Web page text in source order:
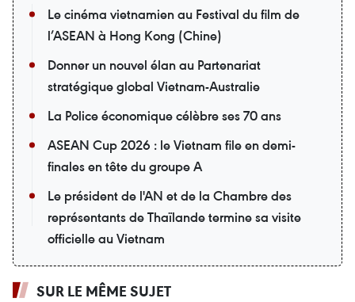
Le cinéma vietnamien au Festival du film de
l’ASEAN à Hong Kong (Chine)
Donner un nouvel élan au Partenariat
stratégique global Vietnam-Australie
La Police économique célèbre ses 70 ans
ASEAN Cup 2026 : le Vietnam file en demi-
finales en tête du groupe A
Le président de l'AN et de la Chambre des
représentants de Thaïlande termine sa visite
officielle au Vietnam
SUR LE MÊME SUJET